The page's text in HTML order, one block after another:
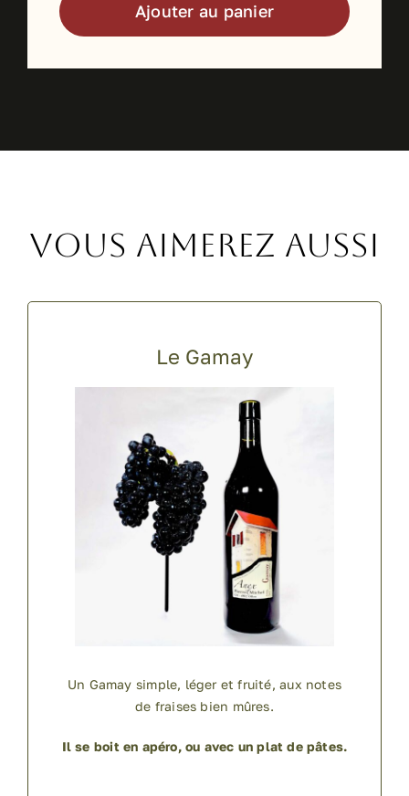
Le
Pinot
Ajouter au panier
Vous aimerez aussi
Le Gamay
Un Gamay simple, léger et fruité, aux notes
de fraises bien mûres.
Il se boit en apéro, ou avec un plat de pâtes.